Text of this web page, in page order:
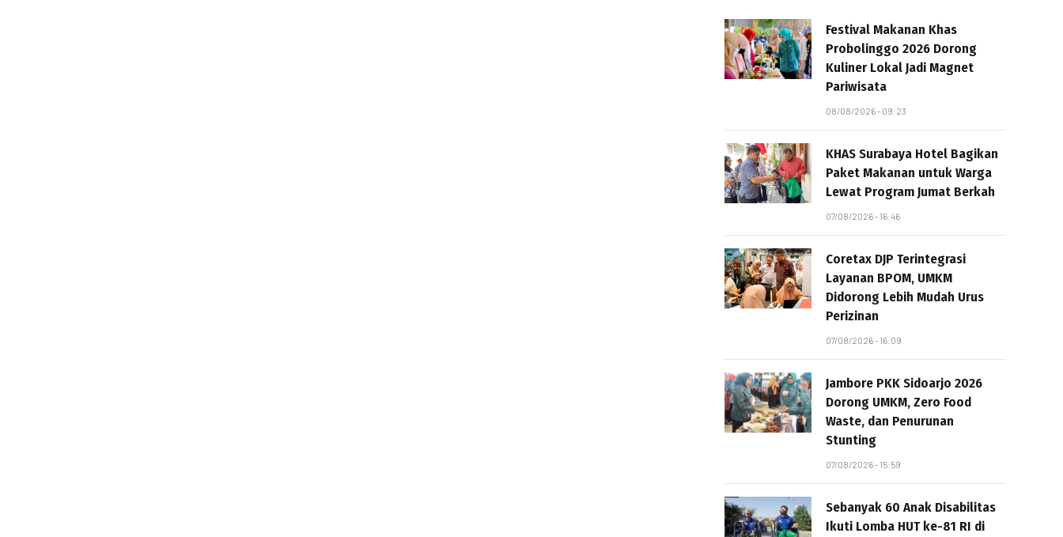
Festival Makanan Khas
Probolinggo 2026 Dorong
Kuliner Lokal Jadi Magnet
Pariwisata
08/08/2026 - 09:23
KHAS Surabaya Hotel Bagikan
Paket Makanan untuk Warga
Lewat Program Jumat Berkah
07/08/2026 - 16:46
Coretax DJP Terintegrasi
Layanan BPOM, UMKM
Didorong Lebih Mudah Urus
Perizinan
07/08/2026 - 16:09
Jambore PKK Sidoarjo 2026
Dorong UMKM, Zero Food
Waste, dan Penurunan
Stunting
07/08/2026 - 15:59
Sebanyak 60 Anak Disabilitas
Ikuti Lomba HUT ke-81 RI di